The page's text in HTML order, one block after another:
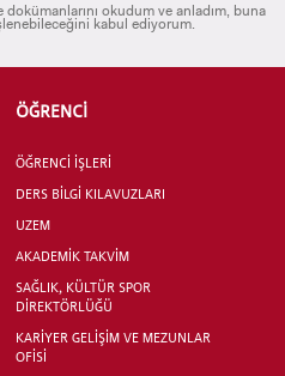
okudum ve anladım, buna
kabul ediyorum.
ÖĞRENCİ
ÖĞRENCİ İŞLERİ
DERS BİLGİ KILAVUZLARI
UZEM
AKADEMİK TAKVİM
SAĞLIK, KÜLTÜR SPOR
DİREKTÖRLÜĞÜ
KARİYER GELİŞİM VE MEZUNLAR
OFİSİ